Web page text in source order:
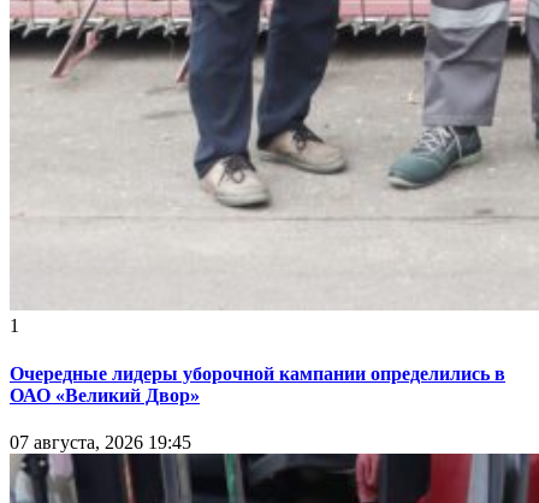
1
Очередные лидеры уборочной кампании определились в
ОАО «Великий Двор»
07 августа, 2026 19:45